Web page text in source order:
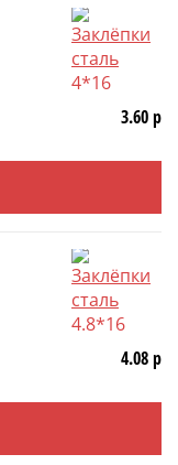
3.60 р
4.08 р